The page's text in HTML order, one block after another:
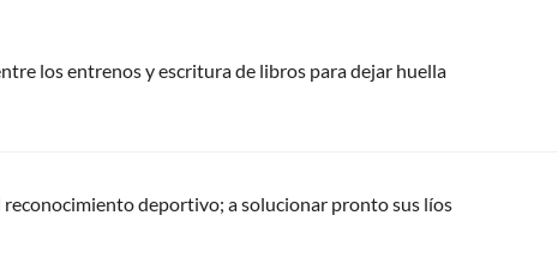
los entrenos y escritura de libros para dejar huella
reconocimiento deportivo; a solucionar pronto sus líos